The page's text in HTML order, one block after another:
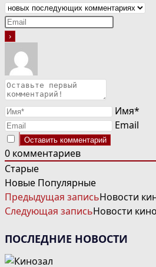
Имя*
Email
0 комментариев
Старые
Новые Популярные
ЧИТАТЬ
ДАЛЕЕ
СТАТЬИ
Предыдущая записьНовости
Следующая записьНовости
ПОСЛЕДНИЕ НОВОСТИ